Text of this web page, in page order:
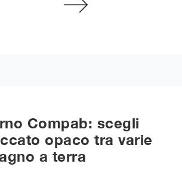
Compab: scegli
opaco tra varie
a terra